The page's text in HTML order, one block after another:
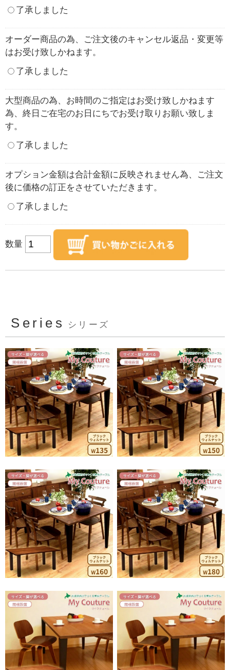
了承しました
オーダー商品の為、ご注文後のキャンセル返品・変更等
はお受け致しかねます。
了承しました
大型商品の為、お時間のご指定はお受け致しかねます
為、終日ご在宅のお日にちでお受け取りお願い致しま
す。
了承しました
オプション金額は合計金額に反映されません為、ご注文
後に価格の訂正をさせていただきます。
了承しました
数量
Series シリーズ